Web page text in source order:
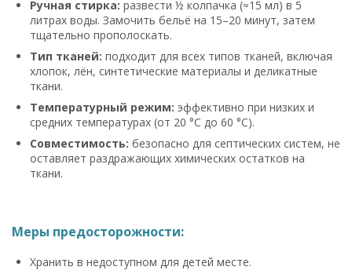
Ручная стирка: развести ½ колпачка (≈15 мл) в 5
литрах воды. Замочить бельё на 15–20 минут, затем
тщательно прополоскать.
Тип тканей: подходит для всех типов тканей, включая
хлопок, лён, синтетические материалы и деликатные
ткани.
Температурный режим: эффективно при низких и
средних температурах (от 20 °C до 60 °C).
Совместимость: безопасно для септических систем, не
оставляет раздражающих химических остатков на
ткани.
Меры предосторожности:
Хранить в недоступном для детей месте.